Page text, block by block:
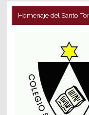
Homenaje del Santo